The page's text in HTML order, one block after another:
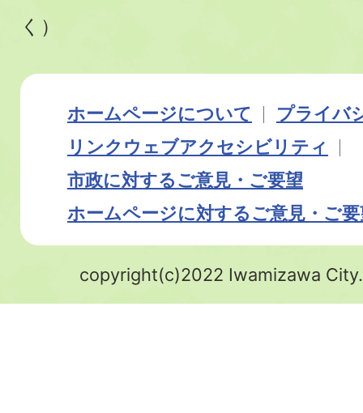
く）
ホームページについて
プライバ
リンク ウェブアクセシビリティ
市政に対するご意見・ご要望
ホームページに対するご意見・ご
copyright(c)2022 Iwamizawa